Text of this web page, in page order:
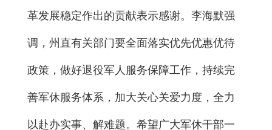
革发展稳定作出的贡献表示感谢。李海默强
调，州直有关部门要全面落实优先优惠优待
政策，做好退役军人服务保障工作，持续完
善军休服务体系，加大关心关爱力度，全力
以赴办实事、解难题。希望广大军休干部一